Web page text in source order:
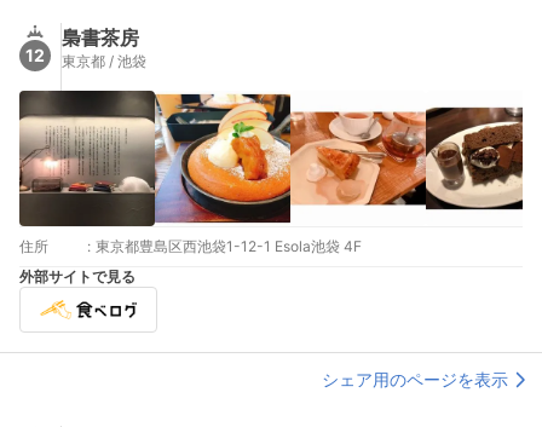
12
梟書茶房
東京都 / 池袋
住所 : 東京都豊島区西池袋1-12-1 Esola池袋 4F
外部サイトで見る
シェア用のページを表示